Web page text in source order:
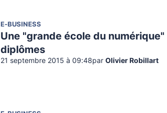
E-BUSINESS
Une "grande école du
diplômes
21 septembre 2015 à 09:48par Olivier Robillart